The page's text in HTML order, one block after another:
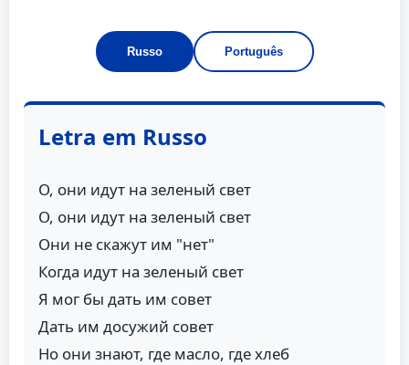
Russo Português
Letra em Russo
О, они идут на зеленый свет
О, они идут на зеленый свет
Они не скажут им "нет"
Когда идут на зеленый свет
Я мог бы дать им совет
Дать им досужий совет
Но они знают, где масло, где хлеб